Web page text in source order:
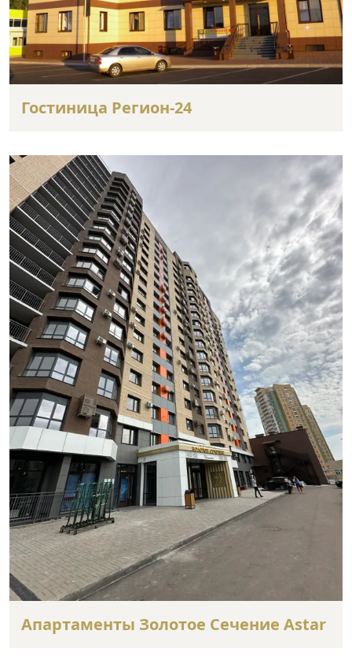
Гостиница Регион-24
Апартаменты Золотое Сечение Astar